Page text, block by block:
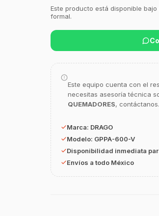
Este producto está disponible
formal.
Este equipo cuenta con el
necesitas asesoría técnica
QUEMADORES, contáctanos.
Marca: DRAGO
Modelo: GPPA-600-V
Disponibilidad inmediata
Envíos a todo México